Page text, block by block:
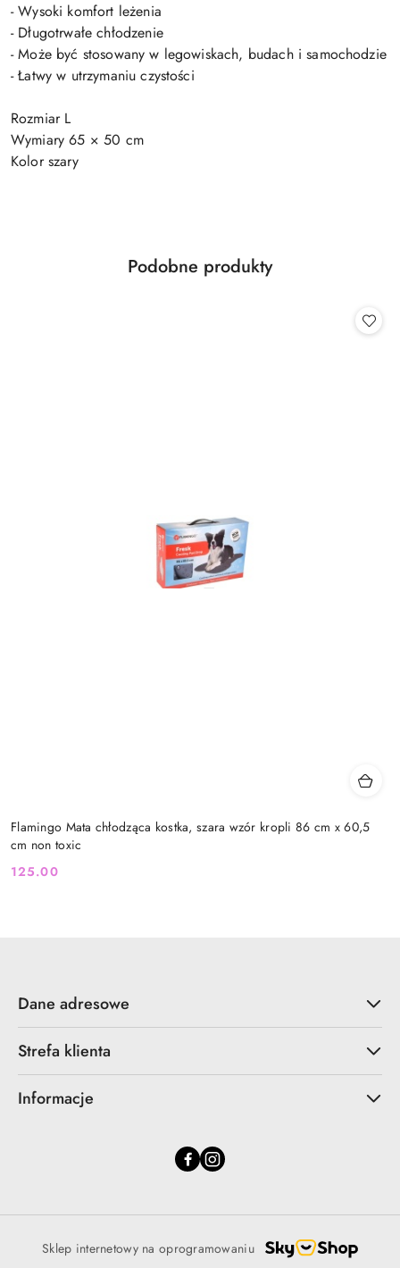
- Wysoki komfort leżenia
- Długotrwałe chłodzenie
- Może być stosowany w legowiskach, budach i samochodzie
- Łatwy w utrzymaniu czystości
Rozmiar L
Wymiary 65 × 50 cm
Kolor szary
Pomiń karuzelę produktów
Produkty
Podobne produkty
Flamingo Mata chłodząca kostka, szara wzór kropli 86 cm x 60,5
cm non toxic
Cena:
125.00
Dane adresowe
Strefa klienta
Informacje
Sklep internetowy na oprogramowaniu